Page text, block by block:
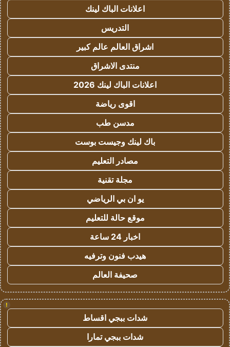
اعلانات الباك لينك
التدريس
اشراق العالم عالم كبير
منتدى الاشراق
اعلانات الباك لينك 2026
اقوى رياضة
مدسن طب
باك لينك وجيست بوست
مصادر التعليم
مجلة تقنية
يو ان بي الرياضي
موقع حالة للتعليم
اخبار 24 ساعة
هيدب فنون وترفيه
صحيفة العالم
!
شدات ببجي اقساط
شدات ببجي تمارا